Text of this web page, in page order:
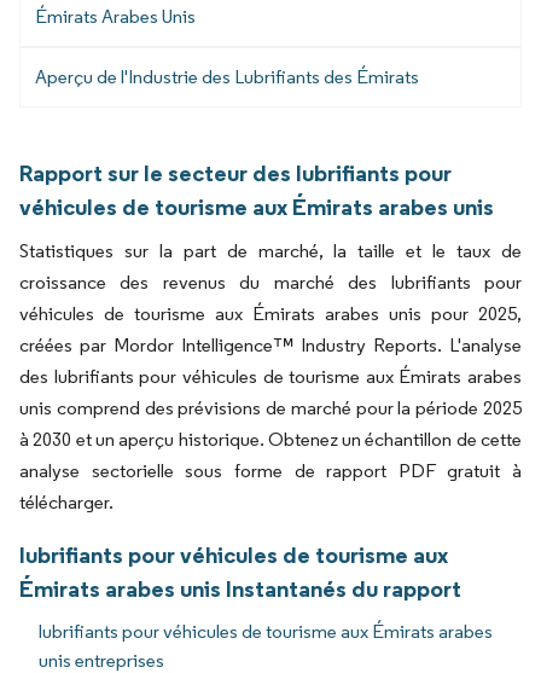
Émirats Arabes Unis
Aperçu de l'Industrie des Lubrifiants des Émirats
Rapport sur le secteur des lubrifiants pour
véhicules de tourisme aux Émirats arabes unis
Statistiques sur la part de marché, la taille et le taux de
croissance des revenus du marché des lubrifiants pour
véhicules de tourisme aux Émirats arabes unis pour 2025,
créées par Mordor Intelligence™ Industry Reports. L'analyse
des lubrifiants pour véhicules de tourisme aux Émirats arabes
unis comprend des prévisions de marché pour la période 2025
à 2030 et un aperçu historique. Obtenez un échantillon de cette
analyse sectorielle sous forme de rapport PDF gratuit à
télécharger.
lubrifiants pour véhicules de tourisme aux
Émirats arabes unis Instantanés du rapport
lubrifiants pour véhicules de tourisme aux Émirats arabes
unis entreprises